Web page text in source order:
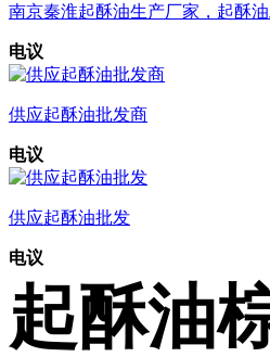
南京秦淮起酥油生产厂家，起酥
电议
供应起酥油批发商
电议
供应起酥油批发
电议
起酥油